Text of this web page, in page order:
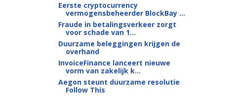
Eerste cryptocurrency
vermogensbeheerder BlockBay ...
Fraude in betalingsverkeer zorgt
voor schade van 1...
Duurzame beleggingen krijgen de
overhand
InvoiceFinance lanceert nieuwe
vorm van zakelijk k...
Aegon steunt duurzame resolutie
Follow This